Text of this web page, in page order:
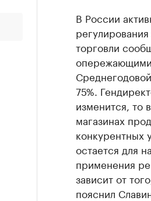
В России
торговли
опережающими
75%.
изменится, то
магазинах
конкурентных
остается для
применения
зависит от
пояснил